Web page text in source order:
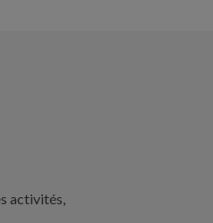
activités,